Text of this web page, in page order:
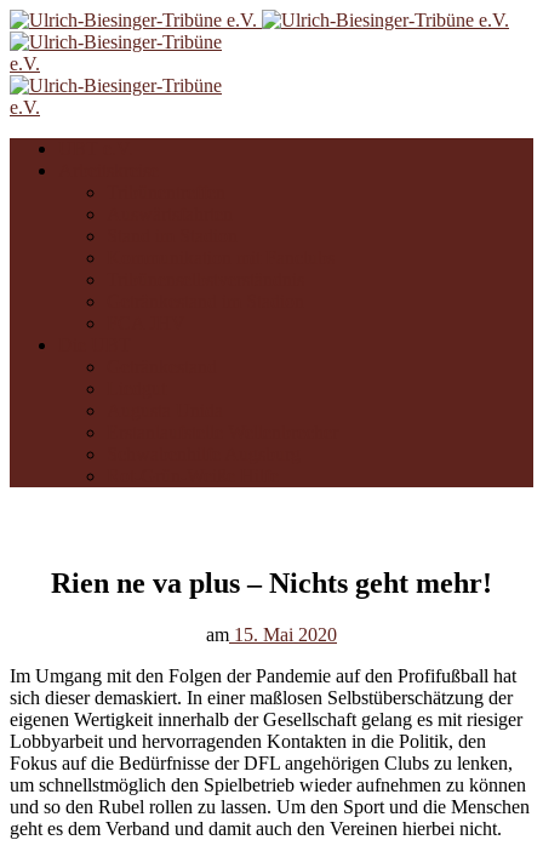
Rien ne va plus – Nichts geht mehr!
am 15. Mai 2020
Im Umgang mit den Folgen der Pandemie auf den Profifußball hat
sich dieser demaskiert. In einer maßlosen Selbstüberschätzung der
eigenen Wertigkeit innerhalb der Gesellschaft gelang es mit riesiger
Lobbyarbeit und hervorragenden Kontakten in die Politik, den
Fokus auf die Bedürfnisse der DFL angehörigen Clubs zu lenken,
um schnellstmöglich den Spielbetrieb wieder aufnehmen zu können
und so den Rubel rollen zu lassen. Um den Sport und die Menschen
geht es dem Verband und damit auch den Vereinen hierbei nicht.